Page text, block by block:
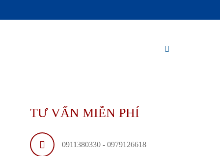
TƯ VẤN MIỄN PHÍ
0911380330 - 0979126618